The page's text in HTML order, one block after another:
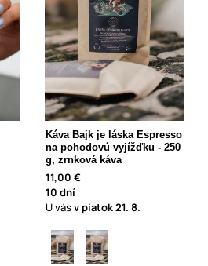
Káva Bajk je láska Espresso
na pohodovú vyjížďku - 250
g, zrnková káva
11,00 €
10 dní
U vásv piatok21. 8.